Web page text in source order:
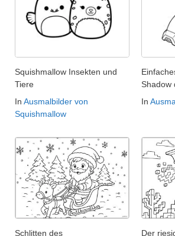
Squishmallow Insekten und
Tiere
In Ausmalbilder von
Squishmallow
Shadow
In
Schlitten des
Der